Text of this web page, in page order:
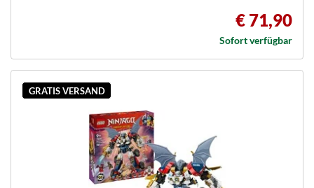
€ 71,90
Sofort verfügbar
GRATIS VERSAND